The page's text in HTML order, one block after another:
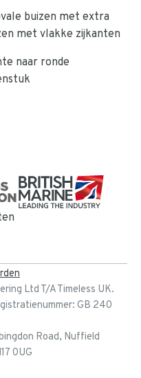
buizen met extra
met vlakke zijkanten
naar ronde
Ltd T/A Timeless UK.
GB 240
Road, Nuffield
0UG